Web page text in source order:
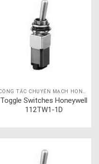
CÔNG TẮC CHUYỂN MẠCH HONEYWELL
Toggle Switches Honeywell
112TW1-1D